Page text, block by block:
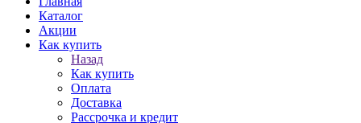
Каталог
Акции
Как купить
Назад
Как купить
Оплата
Доставка
Рассрочка и кредит